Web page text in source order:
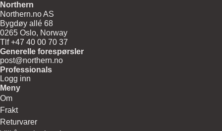
Northern
Northern.no AS
Bygdøy allé 68
0265 Oslo, Norway
Tlf +47 40 00 70 37
Generelle forespørsler
post@northern.no
Professionals
Logg inn
Meny
Om
Frakt
Returvarer